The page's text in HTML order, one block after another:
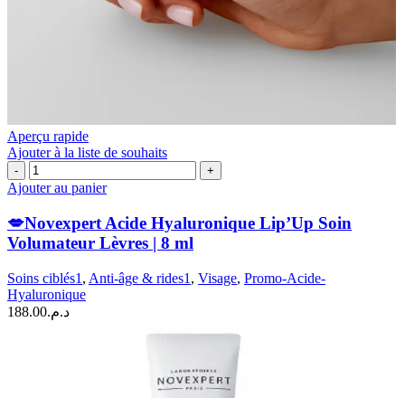
Aperçu rapide
Ajouter à la liste de souhaits
quantité
de
Novexpert
Acide
Hyaluronique
Soin
Volumateur
Lèvres
Ajouter au panier
💋Novexpert Acide Hyaluronique Lip’Up Soin
Volumateur Lèvres | 8 ml
Soins ciblés1 , Anti-âge & rides1 , Visage, Promo-Acide-
Hyaluronique
د.م.188.00